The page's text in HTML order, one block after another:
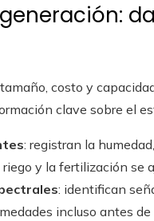
costo y
clave sobre el
: registran la
y la fertilización se
: identifican
incluso antes